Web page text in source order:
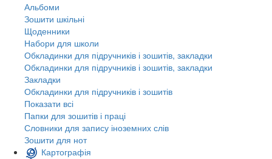
Альбоми
Зошити шкільні
Щоденники
Набори для школи
Обкладинки для підручників і зошитів, закладки
Обкладинки для підручників і зошитів, закладки
Закладки
Обкладинки для підручників і зошитів
Показати всі
Папки для зошитів і праці
Словники для запису іноземних слів
Зошити для нот
Картографія